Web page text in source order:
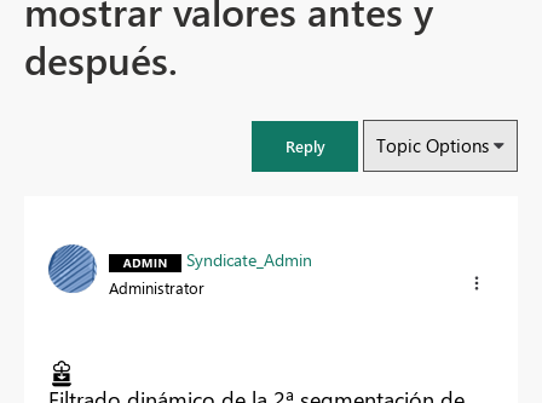
después.
Reply Topic Options
Syndicate_Admin
Administrator